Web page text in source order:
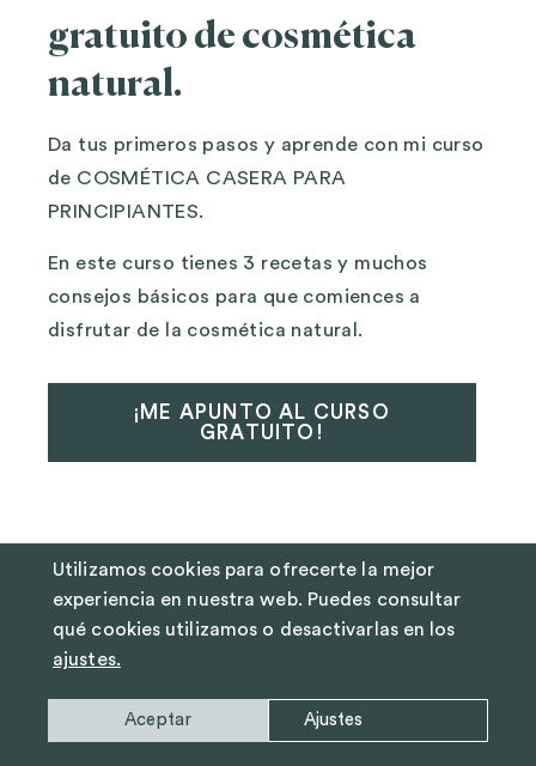
gratuito de cosmética
natural.
Da tus primeros pasos y aprende con mi curso
de COSMÉTICA CASERA PARA
PRINCIPIANTES.
En este curso tienes 3 recetas y muchos
consejos básicos para que comiences a
disfrutar de la cosmética natural.
¡ME APUNTO AL CURSO
GRATUITO!
2 respuestas
Yolanda
Gracias Angelita¡¡¡ Si es normal que la
Utilizamos cookies para ofrecerte la mejor
experiencia en nuestra web. Puedes consultar
qué cookies utilizamos o desactivarlas en los
ajustes.
Aceptar Ajustes